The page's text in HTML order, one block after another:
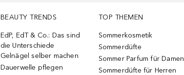
BEAUTY TRENDS
EdP, EdT & Co.: Das sind
die Unterschiede
Gelnägel selber machen
Dauerwelle pflegen
TOP THEMEN
Sommerkosmetik
Sommerdüfte
Sommer Parfum für Damen
Sommerdüfte für Herren